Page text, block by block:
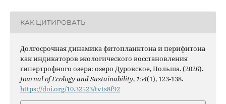
КАК ЦИТИРОВАТЬ
Долгосрочная динамика фитопланктона и перифитона
как индикаторов экологического восстановления
гипертрофного озера: озеро Дуровское, Польша. (2026).
Journal of Ecology and Sustainability,154(1), 123-138.
https://doi.org/10.32523/tvts8f92